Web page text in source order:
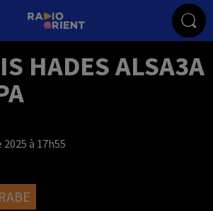
HADES ALSA3A
à 17h55